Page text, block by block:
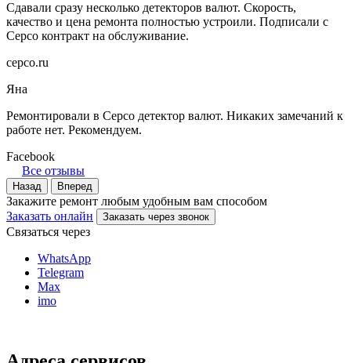
Сдавали сразу несколько детекторов валют. Скорость,
качество и цена ремонта полностью устроили. Подписали с
Серсо контракт на обслуживание.
cepco.ru
Яна
Ремонтировали в Серсо детектор валют. Никаких замечаний к
работе нет. Рекомендуем.
Facebook
Все отзывы
Назад Вперед
Закажите ремонт любым удобным вам способом
Заказать онлайн
Заказать через звонок
Связаться через
WhatsApp
Telegram
Max
imo